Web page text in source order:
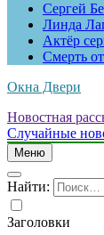
Сергей
Линда
Актёр
Смерть
Окна Двери
Новостная
Случайные
Меню
Найти:
Заголовки